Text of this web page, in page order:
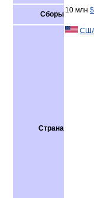
Сборы 10 млн $
Страна